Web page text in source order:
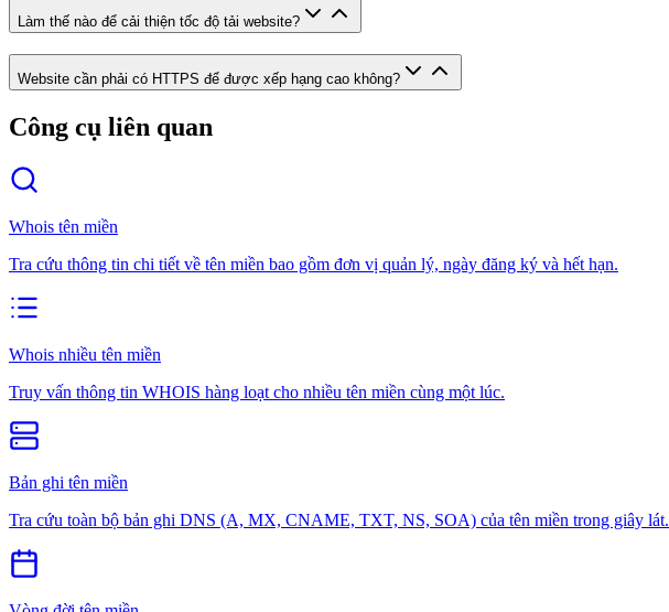
Làm thế nào để cải thiện tốc độ tải website?
Website cần phải có HTTPS để được xếp hạng cao không?
Công cụ liên quan
Whois tên miền
Tra cứu thông tin chi tiết về tên miền bao gồm đơn vị quản lý, ngày đăng ký và hết hạn.
Whois nhiều tên miền
Truy vấn thông tin WHOIS hàng loạt cho nhiều tên miền cùng một lúc.
Bản ghi tên miền
Tra cứu toàn bộ bản ghi DNS (A, MX, CNAME, TXT, NS, SOA) của tên miền trong giây lát.